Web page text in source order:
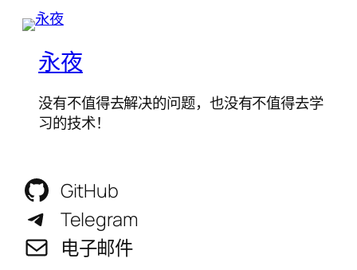
永夜
没有不值得去解决的问题，也没有不值得去学
习的技术！
GitHub
Telegram
电子邮件